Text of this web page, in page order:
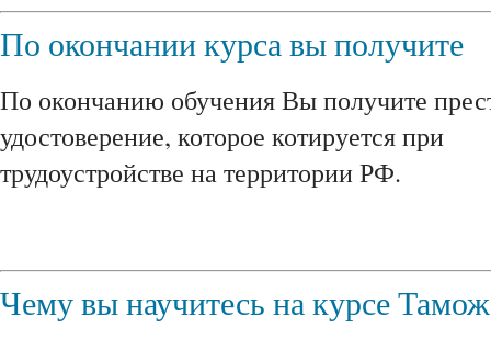
По окончании курса вы получите
По окончанию обучения Вы получите
удостоверение, которое котируется при
трудоустройстве на территории РФ.
Чему вы научитесь на курсе